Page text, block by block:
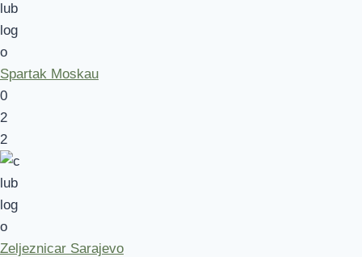
Spartak Moskau
0
2
2
Zeljeznicar Sarajevo